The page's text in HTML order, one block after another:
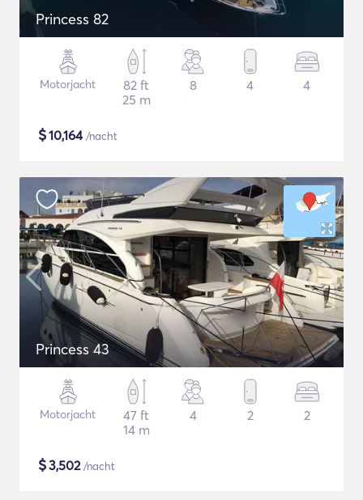
Princess 82
Motorjacht
82 ft
25 m
8 4 4
$10,164/nacht
Princess 43
Motorjacht
47 ft
14 m
4 2 2
$3,502/nacht